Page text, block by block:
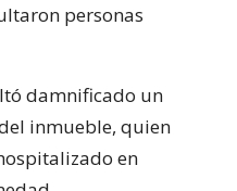
personas
damnificado un
inmueble, quien
en